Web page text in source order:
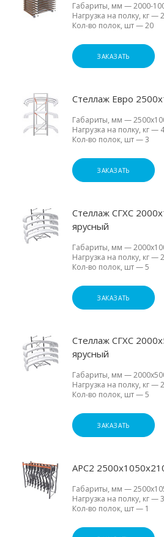
Габариты, мм —2000-
Нагрузка на полку, кг—
Кол-во полок, шт—20
ЗАКАЗАТЬ
Стеллаж Евро
Габариты, мм —
Нагрузка на полку, кг—
Кол-во полок, шт—3
ЗАКАЗАТЬ
Стеллаж СГХС
ярусный
Габариты, мм —
Нагрузка на полку, кг—
Кол-во полок, шт—5
ЗАКАЗАТЬ
Стеллаж СГХС
ярусный
Габариты, мм —
Нагрузка на полку, кг—
Кол-во полок, шт—5
ЗАКАЗАТЬ
АРС2
Габариты, мм —
Нагрузка на полку, кг—
Кол-во полок, шт— 1